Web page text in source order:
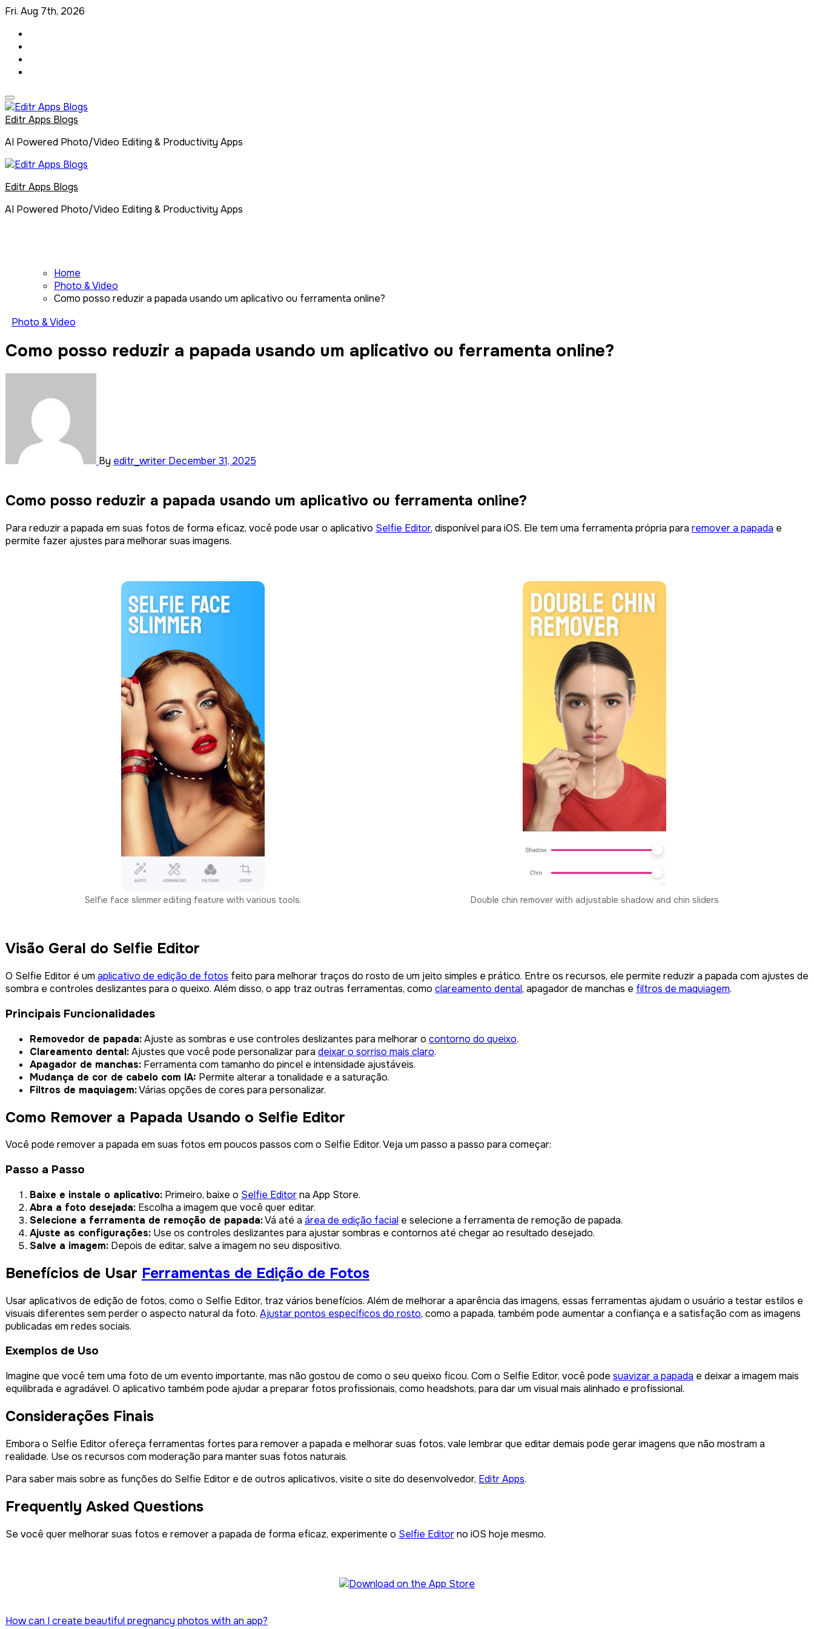
Skip
content
Fri. Aug 7th, 2026
Editr Apps Blogs
AI Powered Photo/Video Editing & Productivity Apps
Editr Apps Blogs
AI Powered Photo/Video Editing & Productivity Apps
Home
Photo & Video
Como posso reduzir a papada usando um aplicativo ou ferramenta online?
Photo & Video
Como posso reduzir a papada usando um aplicativo ou ferramenta online?
By editr_writer December 31, 2025
Como posso reduzir a papada usando um aplicativo ou ferramenta online?
Para reduzir a papada em suas fotos de forma eficaz, você pode usar o aplicativo Selfie Editor, disponível para iOS. Ele tem uma ferramenta própria para remover a papada e
permite fazer ajustes para melhorar suas imagens.
Selfie face slimmer editing feature with various tools. Double chin remover with adjustable shadow and chin sliders
Visão Geral do Selfie Editor
O Selfie Editor é um aplicativo de edição de fotos feito para melhorar traços do rosto de um jeito simples e prático. Entre os recursos, ele permite reduzir a papada com ajustes de
sombra e controles deslizantes para o queixo. Além disso, o app traz outras ferramentas, como clareamento dental, apagador de manchas e filtros de maquiagem.
Principais Funcionalidades
Removedor de papada:Ajuste as sombras e use controles deslizantes para melhorar o contorno do queixo.
Clareamento dental:Ajustes que você pode personalizar para deixar o sorriso mais claro.
Apagador de manchas: Ferramenta com tamanho do pincel e intensidade ajustáveis.
Mudança de cor de cabelo com IA: Permite alterar a tonalidade e a saturação.
Filtros de maquiagem:Várias opções de cores para personalizar.
Como Remover a Papada Usando o Selfie Editor
Você pode remover a papada em suas fotos em poucos passos com o Selfie Editor. Veja um passo a passo para começar:
Passo a Passo
Baixe e instale o aplicativo: Primeiro, baixe o Selfie Editorna App Store.
Abra a foto desejada: Escolha a imagem que você quer editar.
Selecione a ferramenta de remoção de papada:Vá até a área de edição facial e selecione a ferramenta de remoção de papada.
Ajuste as configurações: Use os controles deslizantes para ajustar sombras e contornos até chegar ao resultado desejado.
Salve a imagem: Depois de editar, salve a imagem no seu dispositivo.
Benefícios de Usar Ferramentas de Edição de Fotos
Usar aplicativos de edição de fotos, como o Selfie Editor, traz vários benefícios. Além de melhorar a aparência das imagens, essas ferramentas ajudam o usuário a testar estilos e
visuais diferentes sem perder o aspecto natural da foto. Ajustar pontos específicos do rosto, como a papada, também pode aumentar a confiança e a satisfação com as imagens
publicadas em redes sociais.
Exemplos de Uso
Imagine que você tem uma foto de um evento importante, mas não gostou de como o seu queixo ficou. Com o Selfie Editor, você pode suavizar a papada e deixar a imagem mais
equilibrada e agradável. O aplicativo também pode ajudar a preparar fotos profissionais, como headshots, para dar um visual mais alinhado e profissional.
Considerações Finais
Embora o Selfie Editor ofereça ferramentas fortes para remover a papada e melhorar suas fotos, vale lembrar que editar demais pode gerar imagens que não mostram a
realidade. Use os recursos com moderação para manter suas fotos naturais.
Para saber mais sobre as funções do Selfie Editor e de outros aplicativos, visite o site do desenvolvedor, Editr Apps.
Frequently Asked Questions
Se você quer melhorar suas fotos e remover a papada de forma eficaz, experimente o Selfie Editorno iOS hoje mesmo.
Post
How can I create beautiful pregnancy photos with an app?